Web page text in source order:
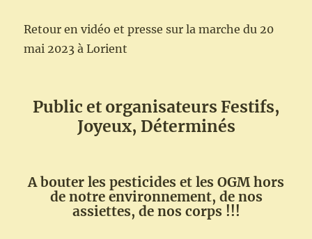
citoyenne
menée
Retour en vidéo et presse sur la marche du 20
mai 2023 à Lorient
Public et organisateurs Festifs,
Joyeux, Déterminés
A bouter les pesticides et les OGM hors
de notre environnement, de nos
assiettes, de nos corps !!!